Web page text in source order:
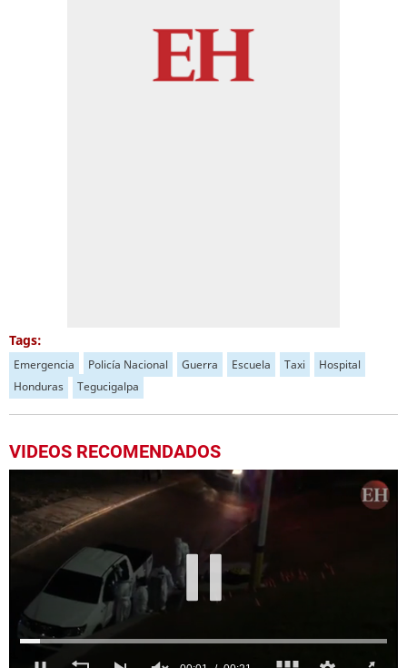
Tags:
Emergencia Policía Nacional Guerra Escuela Taxi
Hospital
Honduras
Tegucigalpa
VIDEOS RECOMENDADOS